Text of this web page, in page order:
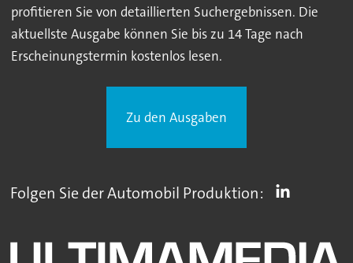
profitieren Sie von detaillierten Suchergebnissen. Die
aktuellste Ausgabe können Sie bis zu 14 Tage nach
Erscheinungstermin kostenlos lesen.
Zu den Ausgaben
Folgen Sie der Automobil Produktion: